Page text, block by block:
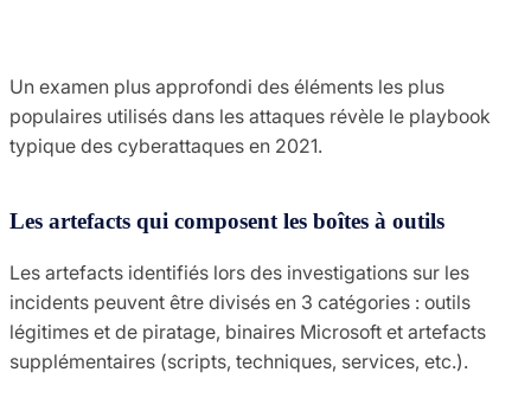
Un examen plus approfondi des éléments les plus
populaires utilisés dans les attaques révèle le playbook
typique des cyberattaques en 2021.
Les artefacts qui composent les boîtes à outils
Les artefacts identifiés lors des investigations sur les
incidents peuvent être divisés en 3 catégories : outils
légitimes et de piratage, binaires Microsoft et artefacts
supplémentaires (scripts, techniques, services, etc.).